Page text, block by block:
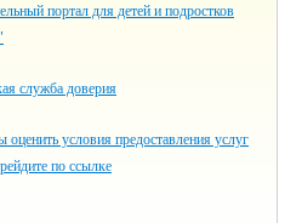
портал для детей и подростков
служба доверия
оценить условия предоставления услуг
по ссылке